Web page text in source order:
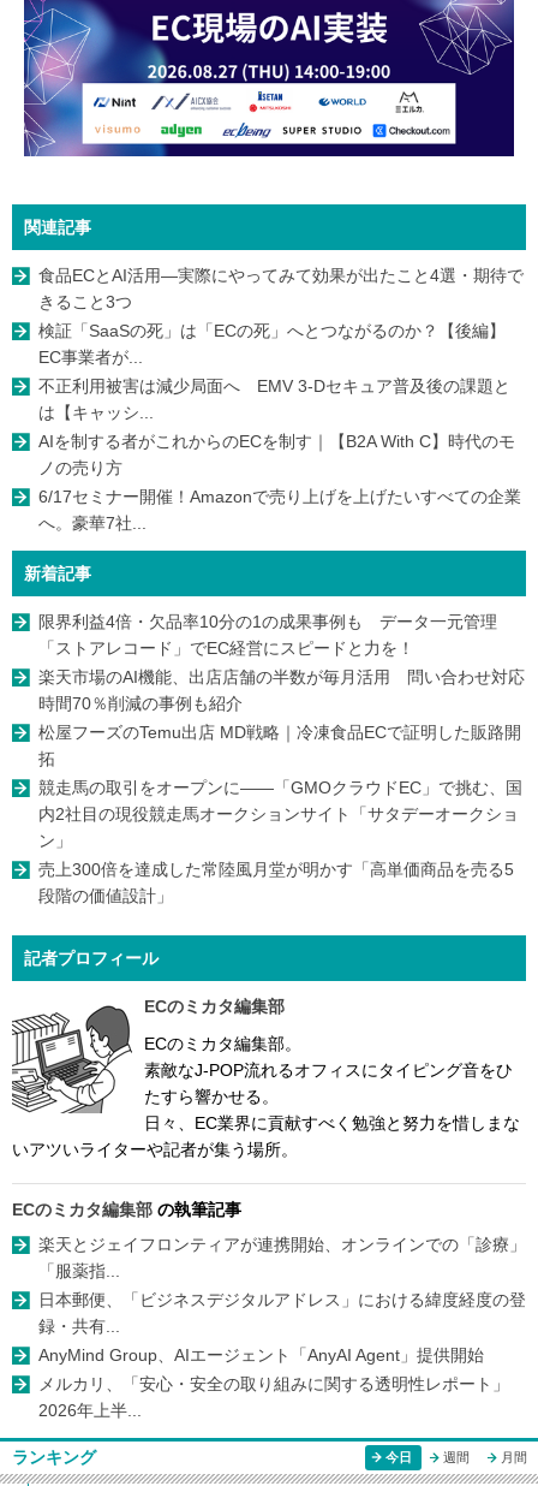
関連記事
食品ECとAI活用—実際にやってみて効果が出たこと4選・期待で
きること3つ
検証「SaaSの死」は「ECの死」へとつながるのか？【後編】
EC事業者が...
不正利用被害は減少局面へ EMV 3-Dセキュア普及後の課題と
は【キャッシ...
AIを制する者がこれからのECを制す｜【B2A With C】時代のモ
ノの売り方
6/17セミナー開催！Amazonで売り上げを上げたいすべての企業
へ。豪華7社...
新着記事
限界利益4倍・欠品率10分の1の成果事例も データ一元管理
「ストアレコード」でEC経営にスピードと力を！
楽天市場のAI機能、出店店舗の半数が毎月活用 問い合わせ対応
時間70％削減の事例も紹介
松屋フーズのTemu出店 MD戦略｜冷凍食品ECで証明した販路開
拓
競走馬の取引をオープンに――「GMOクラウドEC」で挑む、国
内2社目の現役競走馬オークションサイト「サタデーオークショ
ン」
売上300倍を達成した常陸風月堂が明かす「高単価商品を売る5
段階の価値設計」
記者プロフィール
ECのミカタ編集部
ECのミカタ編集部。
素敵なJ-POP流れるオフィスにタイピング音をひ
たすら響かせる。
日々、EC業界に貢献すべく勉強と努力を惜しまな
いアツいライターや記者が集う場所。
ECのミカタ編集部 の執筆記事
楽天とジェイフロンティアが連携開始、オンラインでの「診療」
「服薬指...
日本郵便、「ビジネスデジタルアドレス」における緯度経度の登
録・共有...
AnyMind Group、AIエージェント「AnyAI Agent」提供開始
メルカリ、「安心・安全の取り組みに関する透明性レポート」
2026年上半...
ランキング 今日 週間 月間